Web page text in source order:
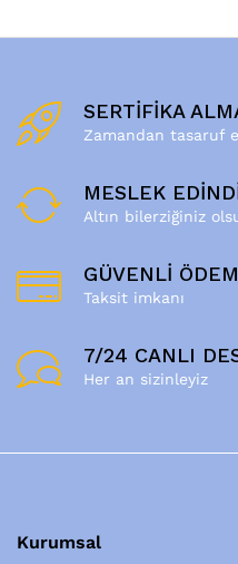
SERTİFİKA
Zamandan tasaruf
MESLEK
Altın bilerziğiniz
GÜVENLİ
Taksit imkanı
7/24 CANLI
Her an sizinleyiz
Kurumsal